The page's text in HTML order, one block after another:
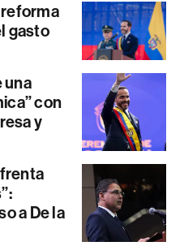
reforma
gasto
una
con
y
a De la